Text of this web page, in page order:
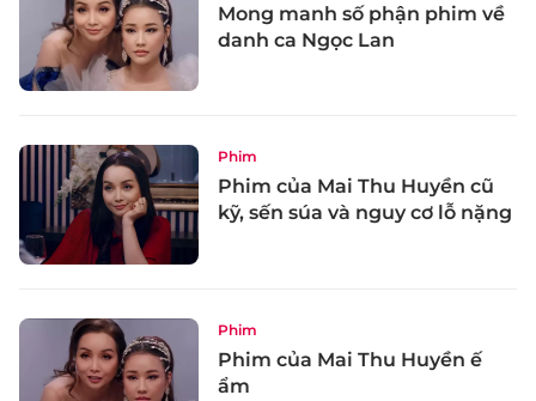
Mong manh số phận phim về
danh ca Ngọc Lan
Phim
Phim của Mai Thu Huyền cũ
kỹ, sến súa và nguy cơ lỗ nặng
Phim
Phim của Mai Thu Huyền ế
ẩm